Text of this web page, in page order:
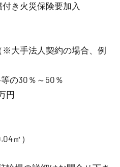
火災保険要加入
手法人契約の場合、例
の30％～50％
円
㎡）